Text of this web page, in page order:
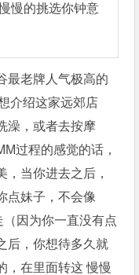
慢的挑选你钟意
最老牌人气极高的
介绍这家远郊店
澡，或者去按摩
过程的感觉的话，
当你进去之后，
点妹子，不会像
因为你一直没有点
后，你想待多久就
，在里面转这 慢慢